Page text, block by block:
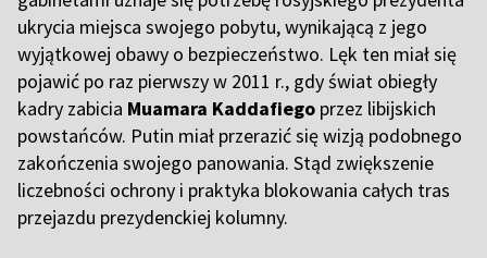
ukrycia miejsca swojego pobytu, wynikającą z jego
wyjątkowej obawy o bezpieczeństwo. Lęk ten miał się
pojawić po raz pierwszy w 2011 r., gdy świat obiegły
kadry zabicia Muamara Kaddafiego przez libijskich
powstańców. Putin miał przerazić się wizją podobnego
zakończenia swojego panowania. Stąd zwiększenie
liczebności ochrony i praktyka blokowania całych tras
przejazdu prezydenckiej kolumny.